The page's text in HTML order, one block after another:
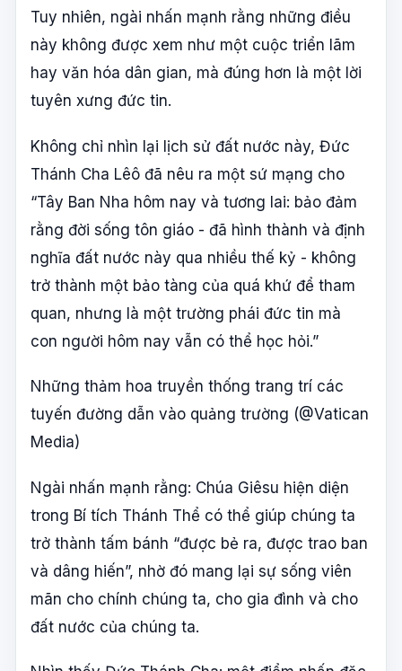
Tuy nhiên, ngài nhấn mạnh rằng những điều
này không được xem như một cuộc triển lãm
hay văn hóa dân gian, mà đúng hơn là một lời
tuyên xưng đức tin.
Không chỉ nhìn lại lịch sử đất nước này, Đức
Thánh Cha Lêô đã nêu ra một sứ mạng cho
“Tây Ban Nha hôm nay và tương lai: bảo đảm
rằng đời sống tôn giáo - đã hình thành và định
nghĩa đất nước này qua nhiều thế kỷ - không
trở thành một bảo tàng của quá khứ để tham
quan, nhưng là một trường phái đức tin mà
con người hôm nay vẫn có thể học hỏi.”
Những thảm hoa truyền thống trang trí các
tuyến đường dẫn vào quảng trường (@Vatican
Media)
Ngài nhấn mạnh rằng: Chúa Giêsu hiện diện
trong Bí tích Thánh Thể có thể giúp chúng ta
trở thành tấm bánh “được bẻ ra, được trao ban
và dâng hiến”, nhờ đó mang lại sự sống viên
mãn cho chính chúng ta, cho gia đình và cho
đất nước của chúng ta.